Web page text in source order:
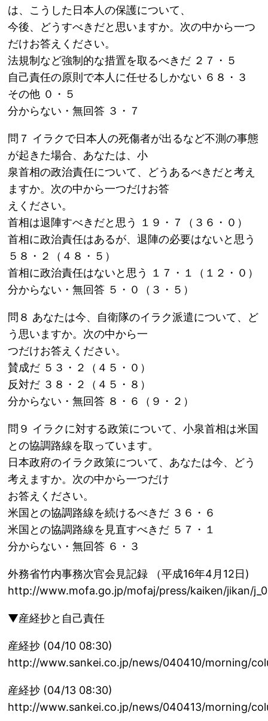
は、こうした日本人の保護について、
今後、どうすべきだと思いますか。次の中から一つ
だけお答えください。
法規制など強制的な措置を取るべきだ ２７・５
自己責任の原則で本人に任せるしかない ６８・３
その他 ０・５
分からない・無回答 ３・７
問７ イラクで日本人の死傷者が出るなど不測の事態
が起きた場合、あなたは、小
泉首相の政治責任について、どうあるべきだと考え
ますか。次の中から一つだけお答
えください。
首相は退陣すべきだと思う １９・７（３６・０）
首相に政治責任はあるが、退陣の必要はないと思う
５８・２（４８・５）
首相に政治責任はないと思う １７・１（１２・０）
分からない・無回答 ５・０（３・５）
問８ あなたは今、自衛隊のイラク派遣について、ど
う思いますか。次の中から一
つだけお答えください。
賛成だ ５３・２（４５・０）
反対だ ３８・２（４５・８）
分からない・無回答 ８・６（９・２）
問９ イラクに対する政策について、小泉首相は米国
との協調路線を取っています。
日本政府のイラク政策について、あなたは今、どう
考えますか。次の中から一つだけ
お答えください。
米国との協調路線を続けるべきだ ３６・６
米国との協調路線を見直すべきだ ５７・１
分からない・無回答 ６・３
外務省竹内事務次官会見記録 （平成16年4月12日)
http://www.mofa.go.jp/mofaj/press/kaiken/jikan/
▼産経抄と自己責任
産経抄 (04/10 08:30)
http://www.sankei.co.jp/news/040410/morning/
産経抄 (04/13 08:30)
http://www.sankei.co.jp/news/040413/morning/